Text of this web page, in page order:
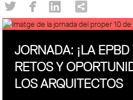
JORNADA: ¡LA
RETOS Y
LOS ARQUITECTOS